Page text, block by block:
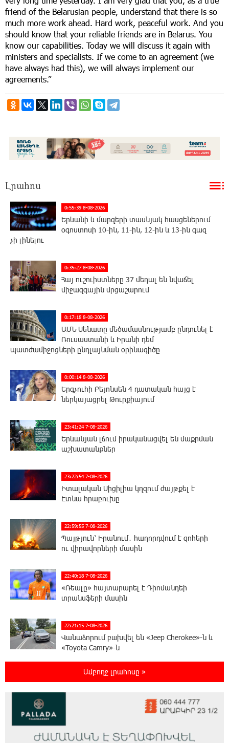
friend of the Belarusian people, understand that there is so
much more work ahead. Hard work, peaceful work. And you
should know that your reliable friends are in Belarus. You
know our capabilities. Today we will discuss it again with
ministers and specialists. If we come to an agreement (we
have always had this), we will always implement our
agreements.”
Լրահոս
0:55:39 8-08-2026
Երևանի և մարզերի տասնյակ հասցեներում
օգոստոսի 10-ին, 11-ին, 12-ին և 13-ին գազ
չի լինելու
0:35:27 8-08-2026
Հայ ուշուիստները 37 մեդալ են նվաճել
միջազգային մրցաշարում
0:17:18 8-08-2026
ԱՄՆ Սենատը մեծամասնությամբ ընդունել է
Ռուսաստանի և Իրանի դեմ
պատժամիջոցների ընդլայնման օրինագիծը
0:00:14 8-08-2026
Երգչուհի Բեյոնսեն ​​4 դատական հայց է
ներկայացրել Թուրքիայում
23:41:24 7-08-2026
Երևանյան լճում իրականացվել են մաքրման
աշխատանքներ
23:22:54 7-08-2026
Իտալական Սիցիլիա կղզում ժայթքել է
Էտնա հրաբուխը
22:59:55 7-08-2026
Պայթյուն՝ Իրանում․ հաղորդվում է զոհերի
ու վիրավորների մասին
22:40:18 7-08-2026
«Ռեալը» հայտարարել է Դիոմանդեի
տրանսֆերի մասին
22:21:15 7-08-2026
Վանաձորում բшխվել են «Jeep Cherokee»-ն և
«Toyota Camry»-ն
22:03:58 7-08-2026
օգտագործել Starlink-ը Ռուսաստանի դեմ
հարվшծները կառավարելու համար
21:45:44 7-08-2026
Ամբողջ լրահոսը »